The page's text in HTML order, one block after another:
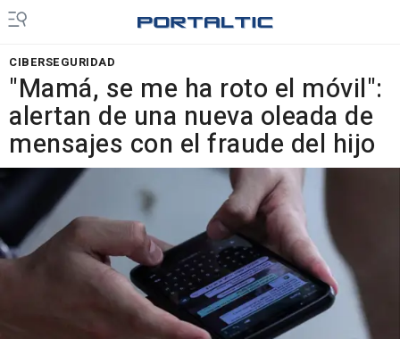
CIBERSEGURIDAD
"Mamá, se me ha roto el móvil":
alertan de una nueva oleada de
mensajes con el fraude del hijo